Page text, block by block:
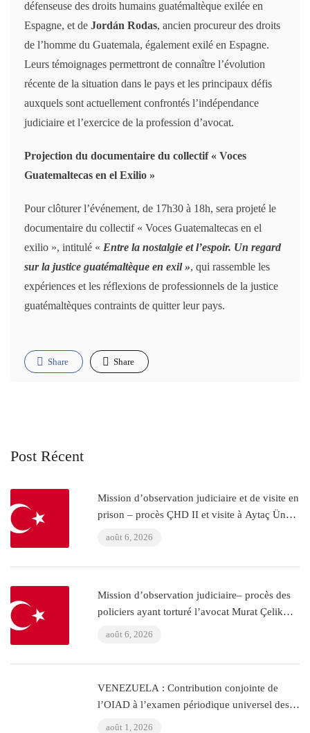
défenseuse des droits humains guatémaltèque exilée en
Espagne, et de Jordán Rodas, ancien procureur des droits
de l’homme du Guatemala, également exilé en Espagne.
Leurs témoignages permettront de connaître l’évolution
récente de la situation dans le pays et les principaux défis
auxquels sont actuellement confrontés l’indépendance
judiciaire et l’exercice de la profession d’avocat.
Projection du documentaire du collectif « Voces
Guatemaltecas en el Exilio »
Pour clôturer l’événement, de 17h30 à 18h, sera projeté le
documentaire du collectif « Voces Guatemaltecas en el
exilio », intitulé « Entre la nostalgie et l’espoir. Un regard
sur la justice guatémaltèque en exil », qui rassemble les
expériences et les réflexions de professionnels de la justice
guatémaltèques contraints de quitter leur pays.
Share Share
Post Récent
Mission d’observation judiciaire et de visite en
prison – procès ÇHD II et visite à Aytaç Ünsal
août 6, 2026
Mission d’observation judiciaire– procès des
policiers ayant torturé l’avocat Murat Çelik
août 6, 2026
VENEZUELA : Contribution conjointe de
l’OIAD à l’examen périodique universel des
août 1, 2026